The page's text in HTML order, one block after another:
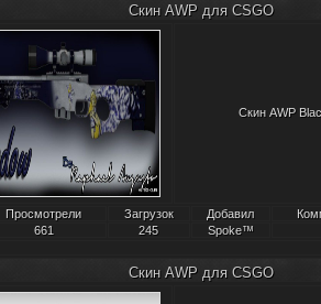
Скин AWP для CSGO
Скин AWP
Просмотрели Загрузок Добавил
661
245 Spoke™
Скин AWP для CSGO